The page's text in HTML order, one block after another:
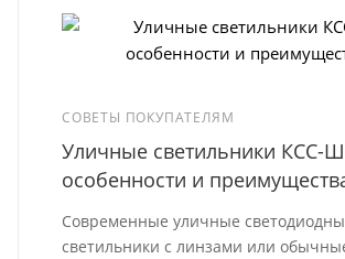
СОВЕТЫ ПОКУПАТЕЛЯМ
Уличные светильники КСС-
особенности и
Современные уличные
светильники с линзами или